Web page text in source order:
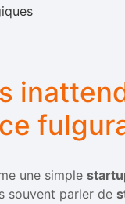
une simple
souvent parler de